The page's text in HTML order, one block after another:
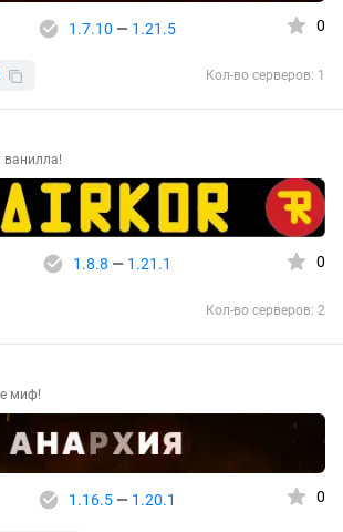
1.7.10 — 1.21.5 0
Кол-во серверов: 1
ванилла!
1.8.8 — 1.21.1 0
Кол-во серверов: 2
миф!
1.16.5— 1.20.1 0